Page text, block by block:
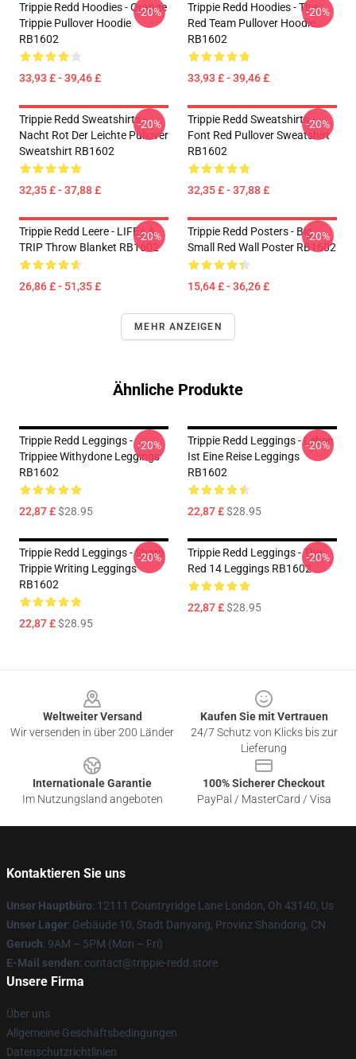
Trippie Redd Hoodies - Orange
Trippie Pullover Hoodie
RB1602
33,93 £ - 39,46 £
-20%
Trippie Redd Hoodies - The
Red Team Pullover Hoodie
RB1602
33,93 £ - 39,46 £
-20%
Trippie Redd Sweatshirts -
Nacht Rot Der Leichte Pullover
Sweatshirt RB1602
32,35 £ - 37,88 £
-20%
Trippie Redd Sweatshirts -
Font Red Pullover Sweatshirt
RB1602
32,35 £ - 37,88 £
-20%
Trippie Redd Leere - LIFE's A
TRIP Throw Blanket RB1602
26,86 £ - 51,35 £
-20%
Trippie Redd Posters - Big
Small Red Wall Poster RB1602
15,64 £ - 36,26 £
-20%
MEHR ANZEIGEN
Ähnliche Produkte
Trippie Redd Leggings -
Trippiee Withydone Leggings
RB1602
22,87 £$28.95
-20%
Trippie Redd Leggings - Leben
Ist Eine Reise Leggings
RB1602
22,87 £$28.95
-20%
Trippie Redd Leggings - Sharp
Trippie Writing Leggings
RB1602
22,87 £$28.95
-20%
Trippie Redd Leggings - The
Red 14 Leggings RB1602
22,87 £$28.95
-20%
Weltweiter Versand
Wir versenden in über 200 Länder
Kaufen Sie mit Vertrauen
24/7 Schutz von Klicks bis zur
Lieferung
Internationale Garantie
Im Nutzungsland angeboten
100% Sicherer Checkout
PayPal / MasterCard / Visa
Kontaktieren Sie uns
Unser Hauptbüro: 12111 Countryridge Lane London, Oh 43140, Us
Unser Lager: Gebäude 10, Stadt Danyang, Provinz Shandong, CN
Geruch: 9AM – 5PM (Mon – Fri)
E-Mail senden: contact@trippie-redd.store
Unsere Firma
Über uns
Allgemeine Geschäftsbedingungen
Datenschutzrichtlinien